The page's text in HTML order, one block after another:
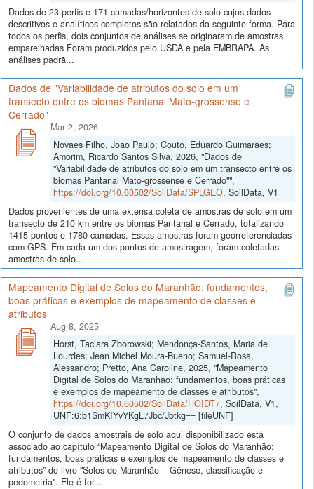
Dados de 23 perfis e 171 camadas/horizontes de solo cujos dados
descritivos e analíticos completos são relatados da seguinte forma. Para
todos os perfis, dois conjuntos de análises se originaram de amostras
emparelhadas Foram produzidos pelo USDA e pela EMBRAPA. As
análises padrã...
Dados de "Variabilidade de atributos do solo em um
transecto entre os biomas Pantanal Mato-grossense e
Cerrado"
Mar 2, 2026
Novaes Filho, João Paulo; Couto, Eduardo Guimarães;
Amorim, Ricardo Santos Silva, 2026, "Dados de
"Variabilidade de atributos do solo em um transecto entre os
biomas Pantanal Mato-grossense e Cerrado"",
https://doi.org/10.60502/SoilData/SPLGEO, SoilData, V1
Dados provenientes de uma extensa coleta de amostras de solo em um
transecto de 210 km entre os biomas Pantanal e Cerrado, totalizando
1415 pontos e 1780 camadas. Essas amostras foram georreferenciadas
com GPS. Em cada um dos pontos de amostragem, foram coletadas
amostras de solo...
Mapeamento Digital de Solos do Maranhão: fundamentos,
boas práticas e exemplos de mapeamento de classes e
atributos
Aug 8, 2025
Horst, Taciara Zborowski; Mendonça-Santos, Maria de
Lourdes; Jean Michel Moura-Bueno; Samuel-Rosa,
Alessandro; Pretto, Ana Caroline, 2025, "Mapeamento
Digital de Solos do Maranhão: fundamentos, boas práticas
e exemplos de mapeamento de classes e atributos",
https://doi.org/10.60502/SoilData/HOIDT7, SoilData, V1,
UNF:6:b1SmKIYvYKgL7Jbc/Jbtkg== [fileUNF]
O conjunto de dados amostrais de solo aqui disponibilizado está
associado ao capítulo “Mapeamento Digital de Solos do Maranhão:
fundamentos, boas práticas e exemplos de mapeamento de classes e
atributos” do livro "Solos do Maranhão – Gênese, classificação e
pedometria". Ele é for...